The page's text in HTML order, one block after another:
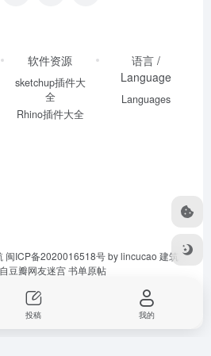
软件资源
sketchup插件大
全
Rhino插件大全
语言 /
Language
Languages
闽ICP备2020016518号by lincucao 建筑
豆瓣网友迷宫书单原帖
投稿 我的